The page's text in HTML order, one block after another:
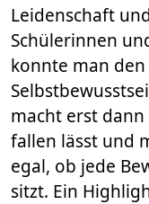
Leidenschaft
Schülerinnen
konnte man
macht erst
fallen lässt und
egal, ob jede
sitzt. Ein